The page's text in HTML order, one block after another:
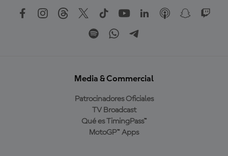
Media & Commercial
Patrocinadores Oficiales
TV Broadcast
Qué es TimingPass™
MotoGP™ Apps